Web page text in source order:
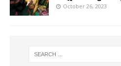
October 26, 2023